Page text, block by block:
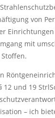
von
Einrichtungen
mit
12 und 19
– ich